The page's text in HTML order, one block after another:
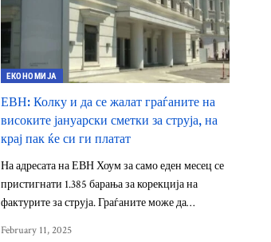
ЕКОНОМИЈА
ЕВН: Колку и да се жалат граѓаните на
високите јануарски сметки за струја, на
крај пак ќе си ги платат
На адресата на ЕВН Хоум за само еден месец се
пристигнати 1.385 барања за корекција на
фактурите за струја. Граѓаните може да…
February 11, 2025